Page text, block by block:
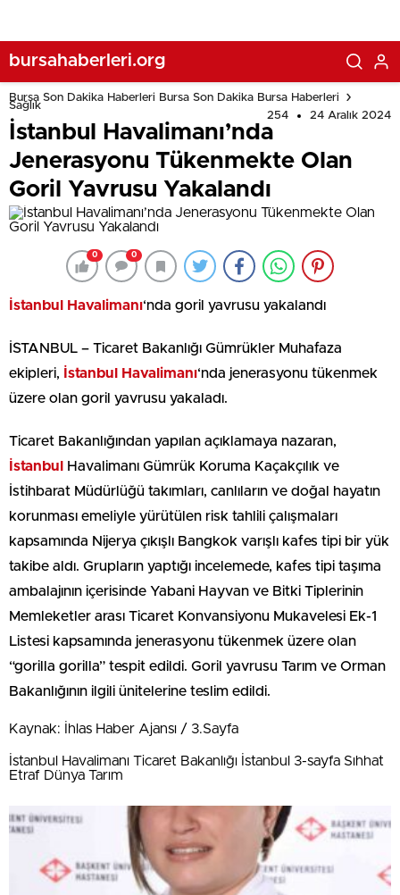
bursahaberleri.org
Bursa Son Dakika Haberleri Bursa Son Dakika Bursa Haberleri
Sağlık
254
24 Aralık 2024
İstanbul Havalimanı’nda
Jenerasyonu Tükenmekte Olan
Goril Yavrusu Yakalandı
0 0
İstanbul Havalimanı‘nda goril yavrusu yakalandı
İSTANBUL – Ticaret Bakanlığı Gümrükler Muhafaza
ekipleri,
İstanbul Havalimanı‘nda jenerasyonu tükenmek
üzere olan goril yavrusu yakaladı.
Ticaret Bakanlığından yapılan açıklamaya nazaran,
İstanbul
Havalimanı Gümrük Koruma Kaçakçılık ve
İstihbarat Müdürlüğü takımları, canlıların ve doğal hayatın
korunması emeliyle yürütülen risk tahlili çalışmaları
kapsamında Nijerya çıkışlı Bangkok varışlı kafes tipi bir yük
takibe aldı. Grupların yaptığı incelemede, kafes tipi taşıma
ambalajının içerisinde Yabani Hayvan ve Bitki Tiplerinin
Memleketler arası Ticaret Konvansiyonu Mukavelesi Ek-1
Listesi kapsamında jenerasyonu tükenmek üzere olan
“gorilla gorilla” tespit edildi. Goril yavrusu Tarım ve Orman
Bakanlığının ilgili ünitelerine teslim edildi.
Kaynak: İhlas Haber Ajansı / 3.Sayfa
İstanbul Havalimanı Ticaret Bakanlığı İstanbul 3-sayfa Sıhhat
Etraf Dünya Tarım